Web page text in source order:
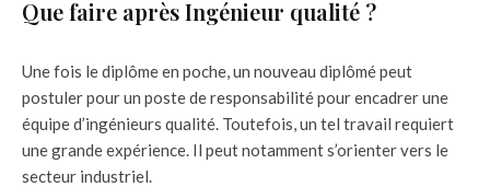
Que faire après Ingénieur qualité ?
Une fois le diplôme en poche, un nouveau diplômé peut
postuler pour un poste de responsabilité pour encadrer une
équipe d’ingénieurs qualité. Toutefois, un tel travail requiert
une grande expérience. Il peut notamment s’orienter vers le
secteur industriel.